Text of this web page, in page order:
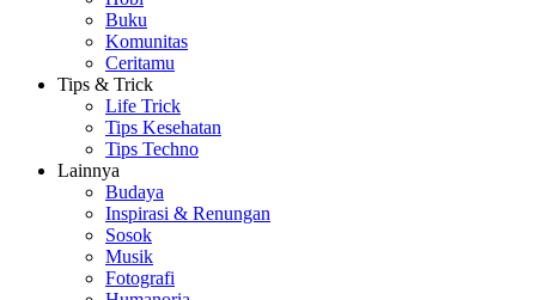
Buku
Komunitas
Ceritamu
Tips & Trick
Life Trick
Tips Kesehatan
Tips Techno
Lainnya
Budaya
Inspirasi & Renungan
Sosok
Musik
Fotografi